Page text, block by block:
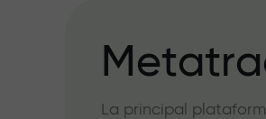
La principal